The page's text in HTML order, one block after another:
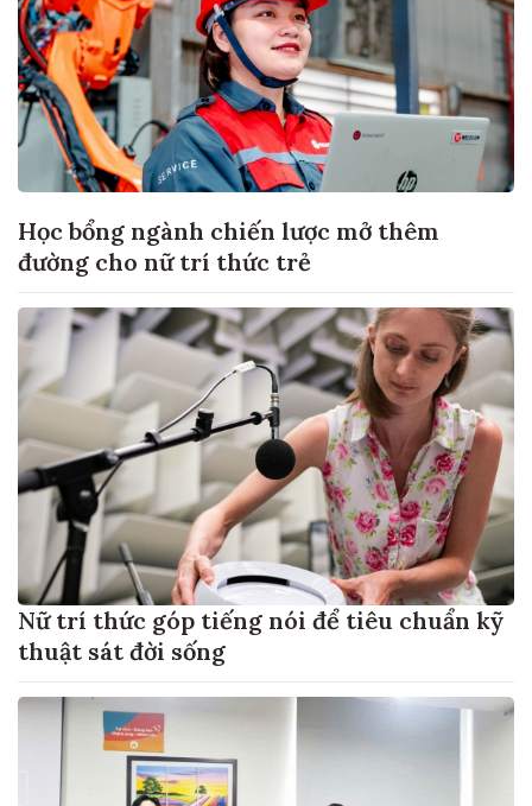
Học bổng ngành chiến lược mở thêm
đường cho nữ trí thức trẻ
Nữ trí thức góp tiếng nói để tiêu chuẩn kỹ
thuật sát đời sống